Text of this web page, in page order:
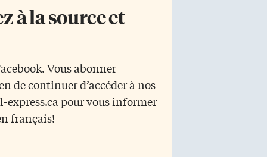
à la source et
Vous abonner
de continuer d’accéder à nos
express.ca pour vous informer
français!